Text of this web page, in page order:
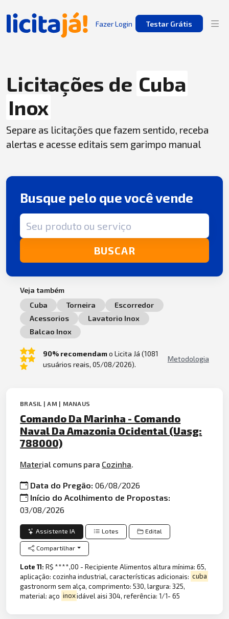
Fazer Login Testar Grátis
Licitações de Cuba
Inox
Separe as licitações que fazem sentido, receba
alertas e acesse editais sem garimpo manual
Busque pelo que você vende
Termo de busca
BUSCAR
Veja também
Cuba
Torneira
Escorredor
Acessorios
Lavatorio Inox
Balcao Inox
90% recomendamo Licita Já (1081
usuários reais, 05/08/2026).
Metodologia
BRASIL | AM | MANAUS
Comando Da Marinha - Comando
Naval Da Amazonia Ocidental (Uasg:
788000)
Material comuns para Cozinha
Data do Pregão:06/08/2026
Início do Acolhimento de Propostas:
03/08/2026
Assistente IA Lotes Edital
Compartilhar
Lote 11:R$ ****,00 - Recipiente Alimentos altura mínima: 65,
aplicação: cozinha industrial, características adicionais: cuba
gastronorm sem alça, comprimento: 530, largura: 325,
material: aço inoxidável aisi 304, referência: 1/1- 65